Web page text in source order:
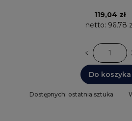
119,04 zł
netto: 96,78
Do koszyka
Dostępnych: ostatnia sztuka